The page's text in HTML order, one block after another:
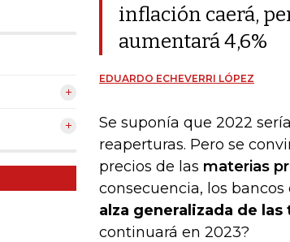
inflación caerá,
aumentará 4,6%
EDUARDO ECHEVERRI LÓPEZ
Se suponía que 2022
reaperturas. Pero se
precios de las materias
consecuencia, los
alza generalizada de
continuará en 2023?